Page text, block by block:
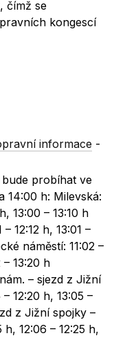
čímž se
kongescí
informace -
probíhat ve
14:00 h: Milevská:
13:00 – 13:10 h
– 12:12 h, 13:01 –
náměstí: 11:02 –
– 13:20 h
– sjezd z Jižní
– 12:20 h, 13:05 –
z Jižní spojky –
h, 12:06 – 12:25 h,